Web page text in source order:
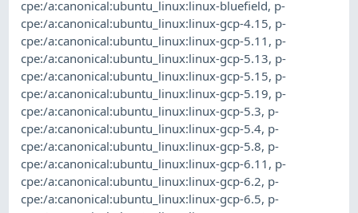
cpe:/a:canonical:ubuntu_linux:linux-bluefield, p-
cpe:/a:canonical:ubuntu_linux:linux-gcp-4.15, p-
cpe:/a:canonical:ubuntu_linux:linux-gcp-5.11 , p-
cpe:/a:canonical:ubuntu_linux:linux-gcp-5.13, p-
cpe:/a:canonical:ubuntu_linux:linux-gcp-5.15, p-
cpe:/a:canonical:ubuntu_linux:linux-gcp-5.19, p-
cpe:/a:canonical:ubuntu_linux:linux-gcp-5.3, p-
cpe:/a:canonical:ubuntu_linux:linux-gcp-5.4, p-
cpe:/a:canonical:ubuntu_linux:linux-gcp-5.8, p-
cpe:/a:canonical:ubuntu_linux:linux-gcp-6.11 , p-
cpe:/a:canonical:ubuntu_linux:linux-gcp-6.2, p-
cpe:/a:canonical:ubuntu_linux:linux-gcp-6.5, p-